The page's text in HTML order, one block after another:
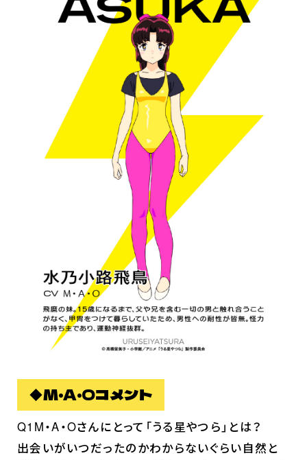
◆M・A・Oコメント
Q1M・A・Oさんにとって「うる星やつら」とは？
出会いがいつだったのかわからないぐらい自然と